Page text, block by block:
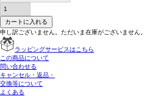
カートに入れる
申し訳ございません。ただいま在庫がございません。
ラッピングサービスはこちら
この商品について
問い合わせる
キャンセル・返品・
交換等について
よくある